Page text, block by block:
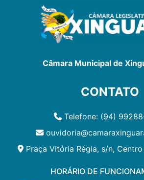
Câmara Municipal de
CONTATO
Telefone: (94)
Praça Vitória Régia, s/n, Centro
HORÁRIO DE